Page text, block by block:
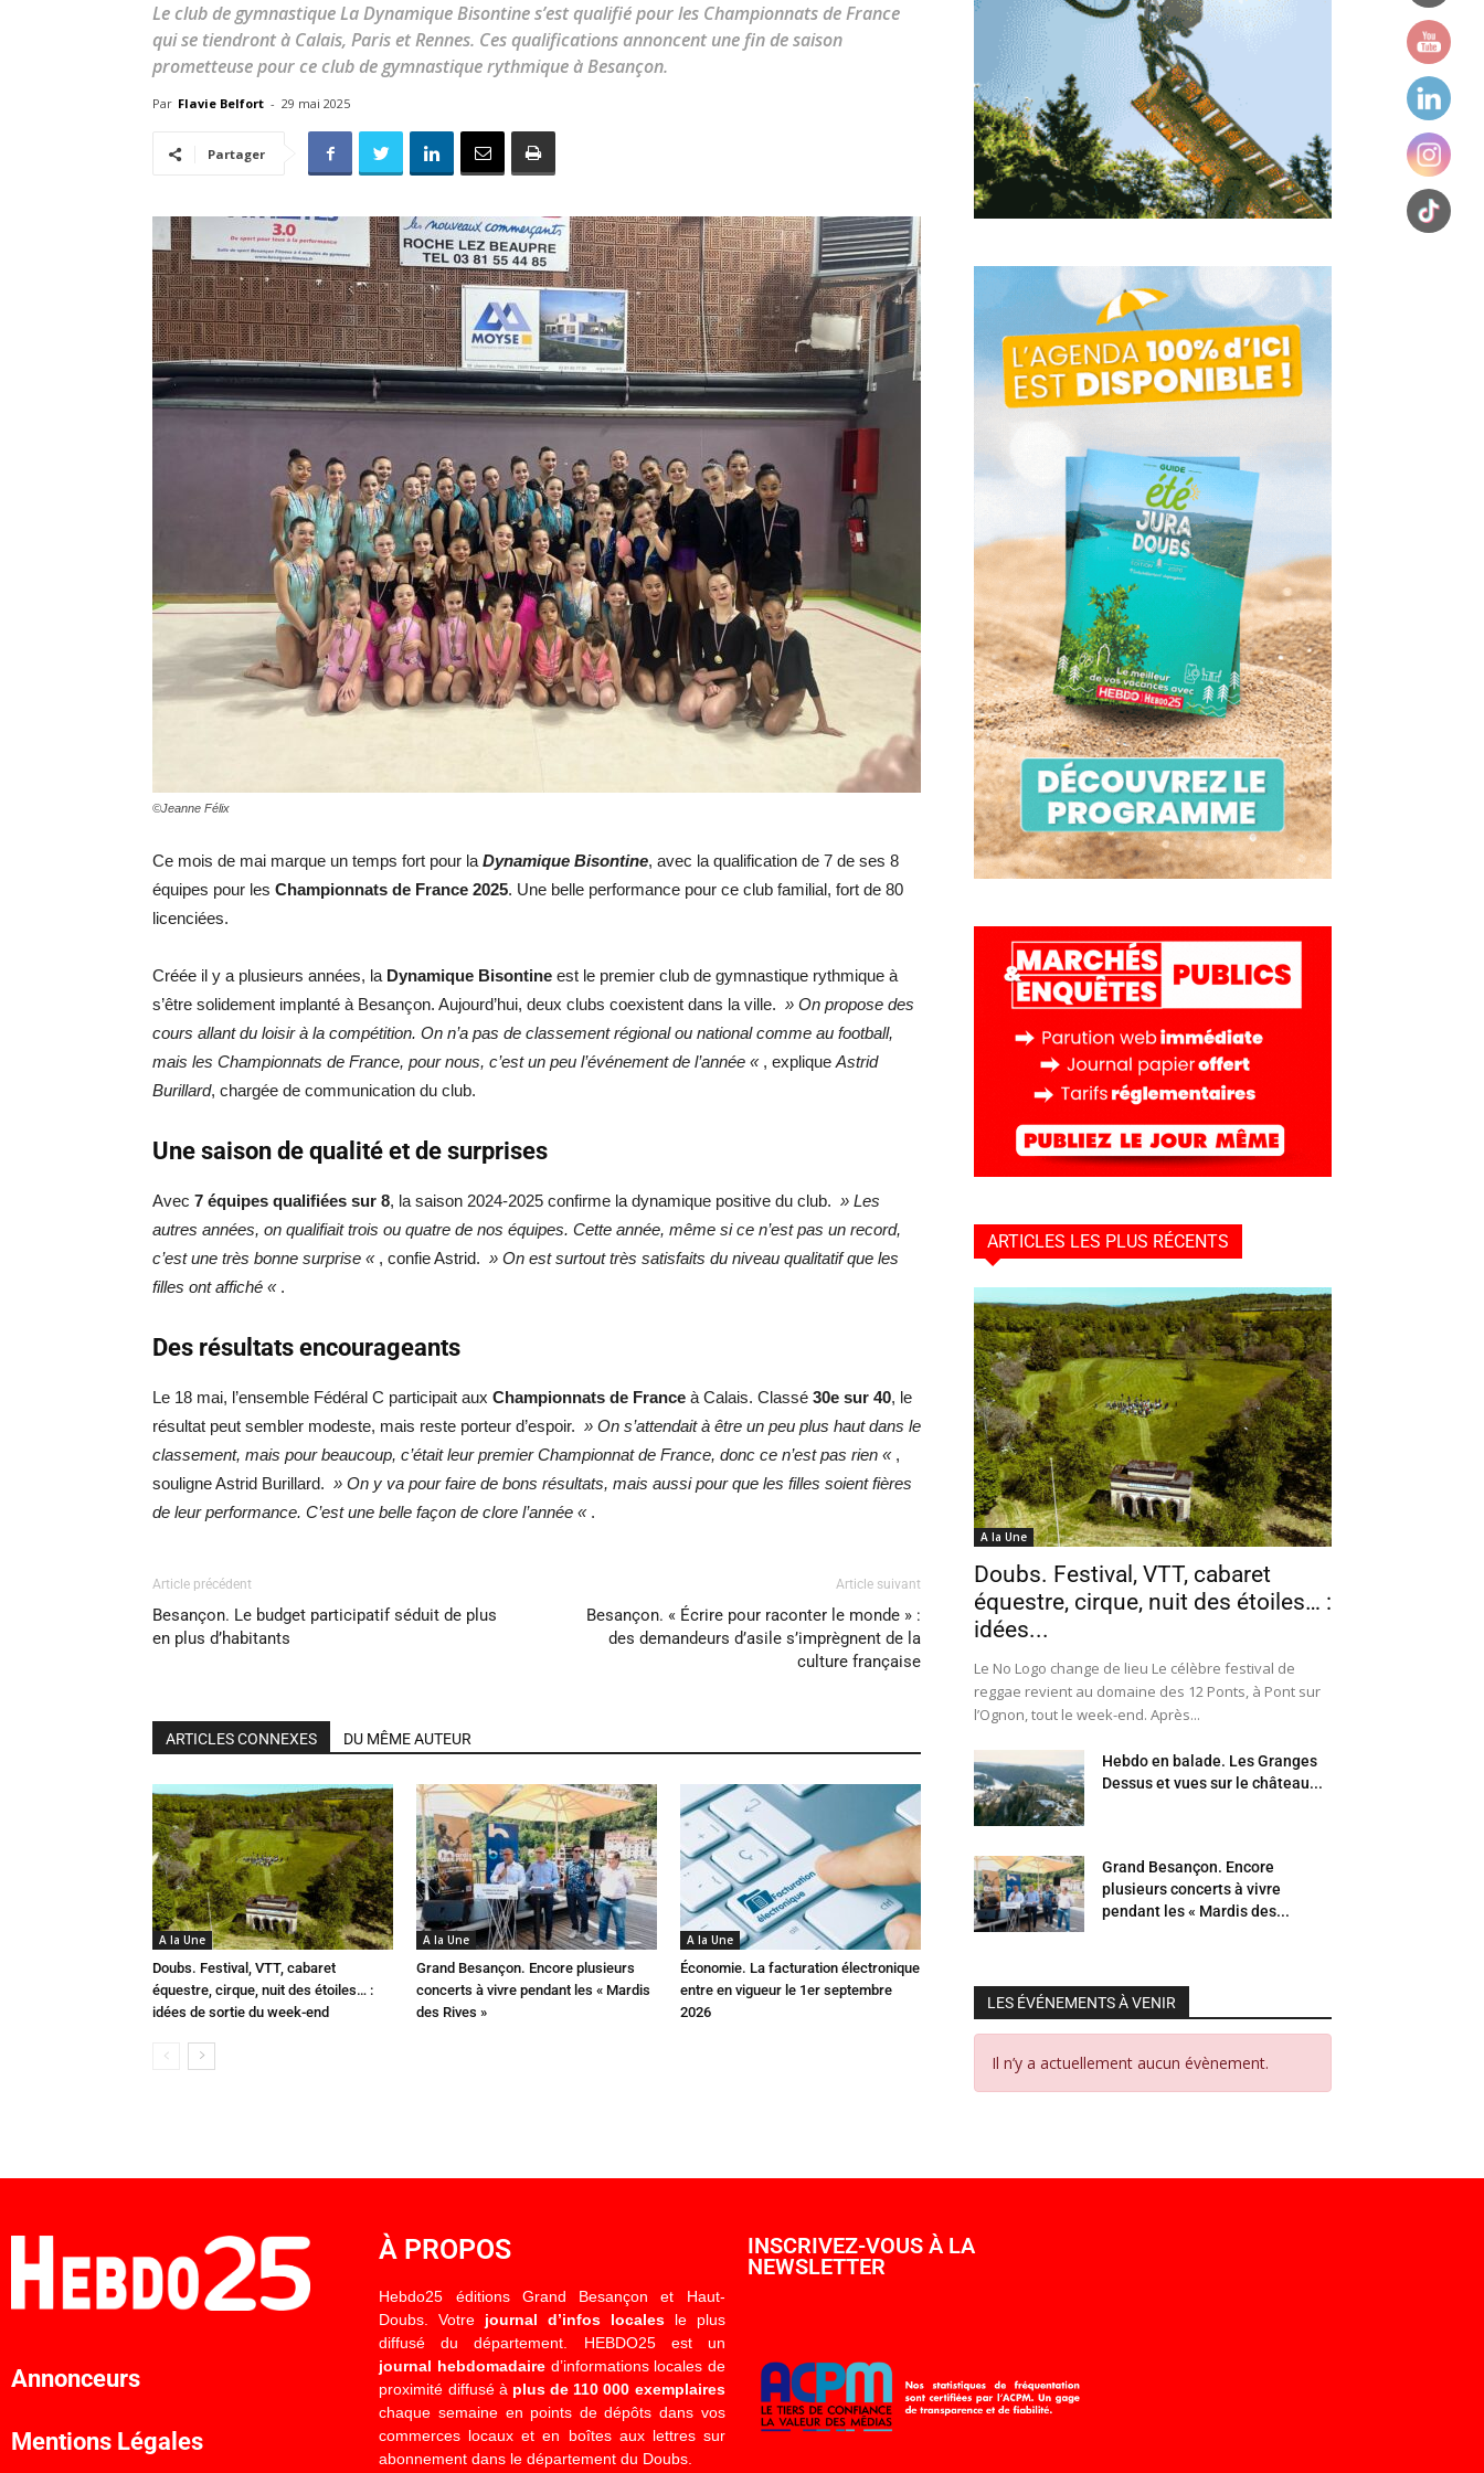
toute
locale
Hebdo25
Le club de gymnastique La Dynamique Bisontine s’est qualifié pour les Championnats de France
qui se tiendront à Calais, Paris et Rennes. Ces qualifications annoncent une fin de saison
prometteuse pour ce club de gymnastique rythmique à Besançon.
Par Flavie Belfort - 29 mai 2025
Partager
©Jeanne Félix
Ce mois de mai marque un temps fort pour la Dynamique Bisontine, avec la qualification de 7 de ses 8
équipes pour les Championnats de France 2025. Une belle performance pour ce club familial, fort de 80
licenciées.
Créée il y a plusieurs années, la Dynamique Bisontine est le premier club de gymnastique rythmique à
s’être solidement implanté à Besançon. Aujourd’hui, deux clubs coexistent dans la ville. » On propose des
cours allant du loisir à la compétition. On n’a pas de classement régional ou national comme au football,
mais les Championnats de France, pour nous, c’est un peu l’événement de l’année « , explique Astrid
Burillard, chargée de communication du club.
Une saison de qualité et de surprises
Avec 7 équipes qualifiées sur 8, la saison 2024-2025 confirme la dynamique positive du club. » Les
autres années, on qualifiait trois ou quatre de nos équipes. Cette année, même si ce n’est pas un record,
c’est une très bonne surprise « , confie Astrid. » On est surtout très satisfaits du niveau qualitatif que les
filles ont affiché « .
Des résultats encourageants
Le 18 mai, l’ensemble Fédéral C participait aux Championnats de France à Calais. Classé 30e sur 40, le
résultat peut sembler modeste, mais reste porteur d’espoir. » On s’attendait à être un peu plus haut dans le
classement, mais pour beaucoup, c’était leur premier Championnat de France, donc ce n’est pas rien « ,
souligne Astrid Burillard. » On y va pour faire de bons résultats, mais aussi pour que les filles soient fières
de leur performance. C’est une belle façon de clore l’année « .
Article précédent
Besançon. Le budget participatif séduit de plus
en plus d’habitants
Article suivant
Besançon. « Écrire pour raconter le monde » :
des demandeurs d’asile s’imprègnent de la
culture française
ARTICLES CONNEXES DU MÊME AUTEUR
A la Une
Doubs. Festival, VTT, cabaret
équestre, cirque, nuit des étoiles… :
idées de sortie du week-end
A la Une
Grand Besançon. Encore plusieurs
concerts à vivre pendant les « Mardis
des Rives »
A la Une
Économie. La facturation électronique
entre en vigueur le 1er septembre
2026
ARTICLES LES PLUS RÉCENTS
A la Une
Doubs. Festival, VTT, cabaret
équestre, cirque, nuit des étoiles… :
idées...
Le No Logo change de lieu Le célèbre festival de
reggae revient au domaine des 12 Ponts, à Pont sur
l’Ognon, tout le week-end. Après...
Hebdo en balade. Les Granges
Dessus et vues sur le château...
Grand Besançon. Encore
plusieurs concerts à vivre
pendant les « Mardis des...
LES ÉVÉNEMENTS À VENIR
Il n’y a actuellement aucun évènement.
Annonceurs
Mentions Légales
À PROPOS
Hebdo25 éditions Grand Besançon et Haut-
Doubs. Votre journal d’infos localesle plus
diffusé du département. HEBDO25 est un
journal hebdomadaired’informations locales de
proximité diffusé à plus de 110 000 exemplaires
chaque semaine en points de dépôts dans vos
commerces locaux et en boîtes aux lettres sur
abonnement dans le département du Doubs.
INSCRIVEZ-VOUS À LA
NEWSLETTER